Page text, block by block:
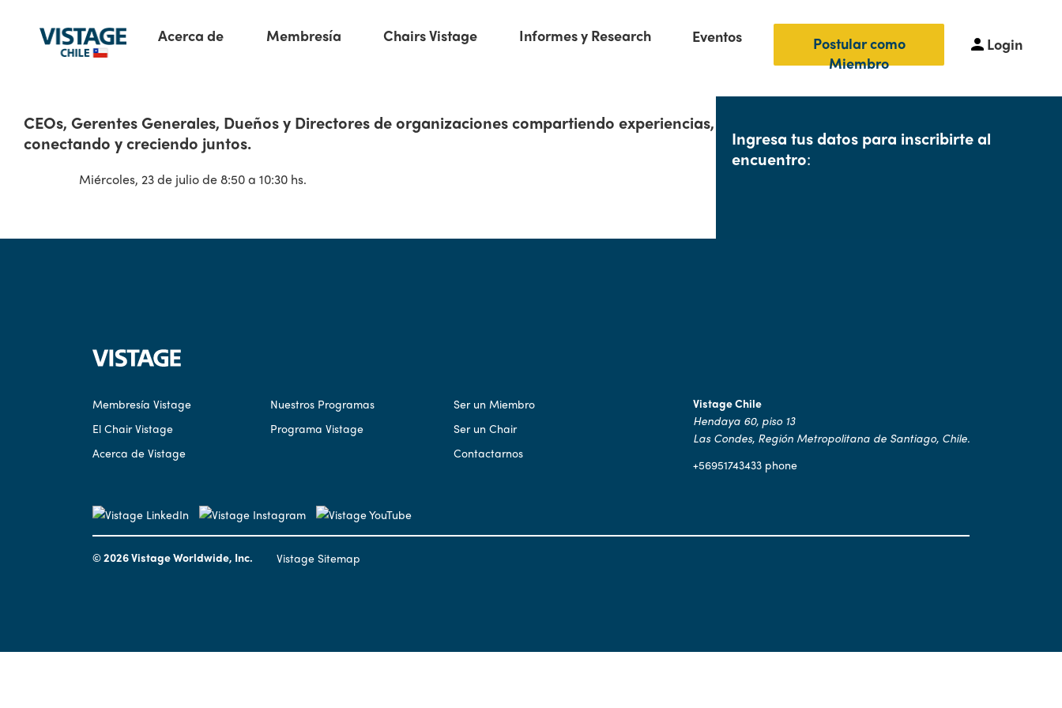
Acerca de Membresía Chairs Vistage Informes y Research Eventos
Postular como
Miembro
Login
CEOs, Gerentes Generales, Dueños y Directores de organizaciones compartiendo experiencias,
conectando y creciendo juntos.
Miércoles, 23 de julio de 8:50 a 10:30 hs.
Ingresa tus datos para inscribirte al
encuentro:
Membresía Vistage
El Chair Vistage
Acerca de Vistage
Nuestros Programas
Programa Vistage
Ser un Miembro
Ser un Chair
Contactarnos
Vistage Chile
Hendaya 60, piso 13
Las Condes, Región Metropolitana de Santiago, Chile.
+56951743433 phone
© 2026 Vistage Worldwide, Inc. Vistage Sitemap